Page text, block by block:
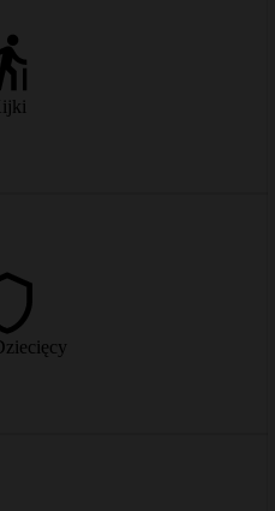
dla lepszej równowagi i rytmu na
dzień
dziecięcy – dla bezstresowych
dzień